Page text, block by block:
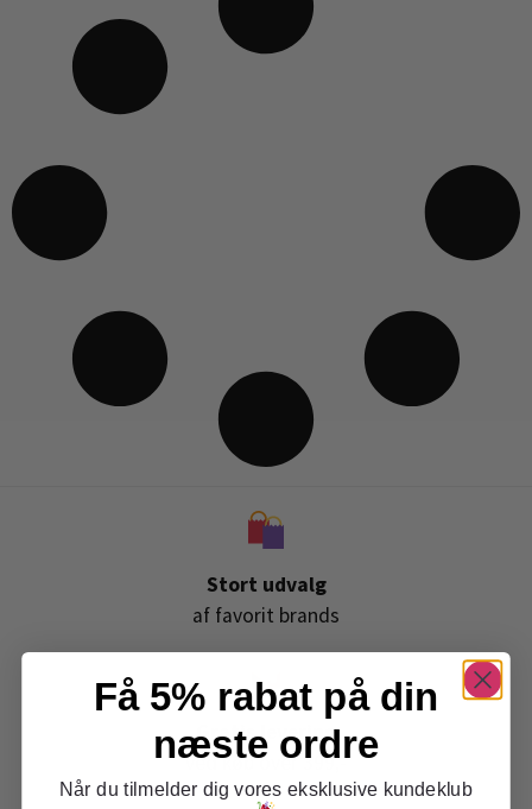
Stort udvalg
af favorit brands
Gratis levering
ved køb over 399,-
Få 5% rabat på din
næste ordre
Når du tilmelder dig vores eksklusive kundeklub